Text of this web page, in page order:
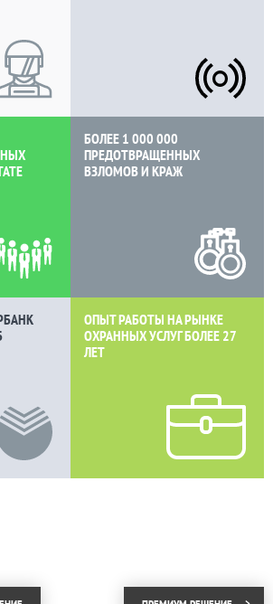
БОЛЕЕ 1 000 000
ПРЕДОТВРАЩЕННЫХ
ВЗЛОМОВ И КРАЖ
ОПЫТ РАБОТЫ НА РЫНКЕ
ОХРАННЫХ УСЛУГ БОЛЕЕ 27
ЛЕТ